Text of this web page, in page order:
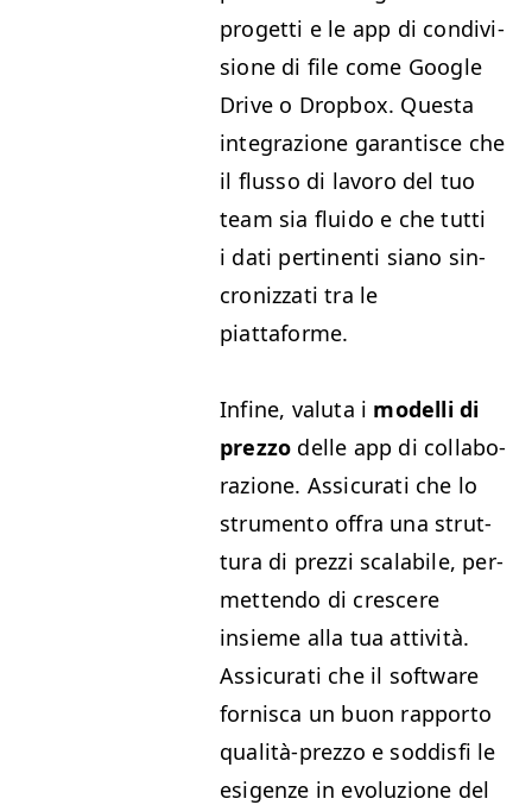
prog­et­ti e le app di con­di­vi­
sione di file come Google
Dri­ve o Drop­box. Ques­ta
inte­grazione garan­tisce che
il flus­so di lavoro del tuo
team sia flu­i­do e che tut­ti
i dati per­ti­nen­ti siano sin­
croniz­za­ti tra le
piattaforme.
Infine, val­u­ta i mod­el­li di
prez­zo delle app di col­lab­o­
razione. Assi­cu­rati che lo
stru­men­to offra una strut­
tura di prezzi scal­a­bile, per­
me­t­ten­do di crescere
insieme alla tua attiv­ità.
Assi­cu­rati che il soft­ware
for­nisca un buon rap­por­to
qual­ità-prez­zo e sod­dis­fi le
esi­gen­ze in evoluzione del